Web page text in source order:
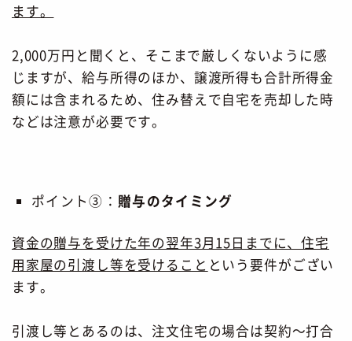
ます。
2,000万円と聞くと、そこまで厳しくないように感
じますが、給与所得のほか、譲渡所得も合計所得金
額には含まれるため、住み替えで自宅を売却した時
などは注意が必要です。
ポイント③： 贈与のタイミング
資金の贈与を受けた年の翌年3月15日までに、住宅
用家屋の引渡し等を受けること という要件がござい
ます。
引渡し等とあるのは、注文住宅の場合は契約～打合